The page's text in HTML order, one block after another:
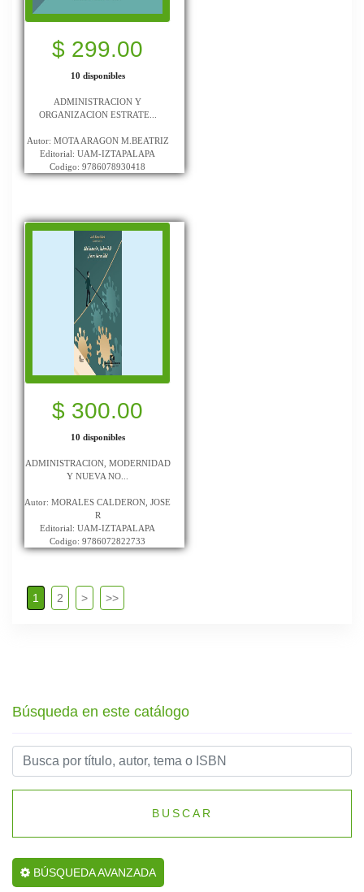
$ 299.00
10 disponibles
ADMINISTRACION Y
ORGANIZACION ESTRATE...
Autor: MOTA ARAGON M.BEATRIZ
Editorial: UAM-IZTAPALAPA
Codigo: 9786078930418
$ 300.00
10 disponibles
ADMINISTRACION, MODERNIDAD
Y NUEVA NO...
Autor: MORALES CALDERON, JOSE
R
Editorial: UAM-IZTAPALAPA
Codigo: 9786072822733
1 2 > >>
Búsqueda en este catálogo
BUSCAR
BÚSQUEDA AVANZADA